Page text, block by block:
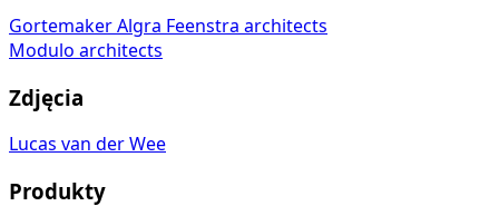
Gortemaker Algra Feenstra architects
Modulo architects
Zdjęcia
Lucas van der Wee
Produkty